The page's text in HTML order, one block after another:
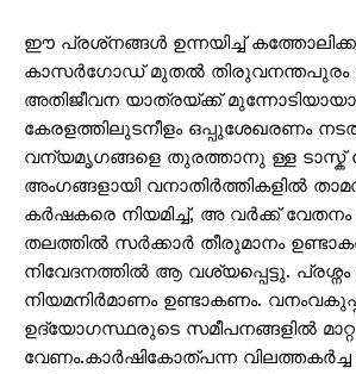
ഈ പ്രശ്‌നങ്ങൾ ഉന്നയിച്ച്
കാസർഗോഡ് മുതൽ തിരുവനന്തപുരം
അതിജീവന യാത്രയ്ക്ക്
കേരളത്തിലുടനീളം ഒപ്പുശേഖരണം
വന്യമൃഗങ്ങളെ തുരത്താനു ള്ള
അംഗങ്ങളായി വനാതിർത്തികളിൽ
കർഷകരെ നിയമിച്ച്, അ വർക്ക്
തലത്തിൽ സർക്കാർ തീരുമാനം
നിവേദനത്തിൽ ആ വശ്യപ്പെട്ടു. പ്രശ്നം
നിയമനിർമാണം ഉണ്ടാകണം.
ഉദ്യോഗസ്ഥരുടെ സമീപനങ്ങളിൽ
വേണം.കാർഷികോത്പന്ന വിലത്തകർച്ച